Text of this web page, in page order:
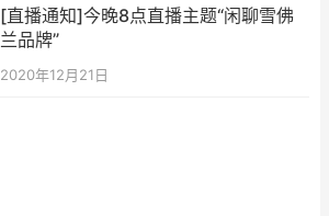
[直播通知]今晚8点直播主题“闲聊雪佛
兰品牌”
2020年12月21日